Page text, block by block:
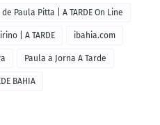
Paula Pitta | A TARDE On Line
| A TARDE ibahia.com
Paula a Jorna A Tarde
BAHIA